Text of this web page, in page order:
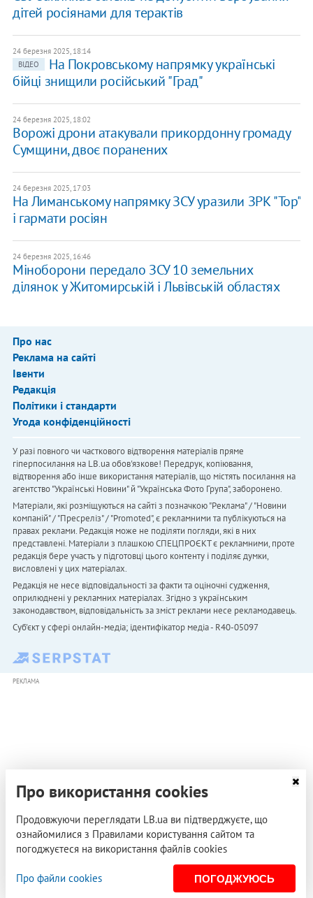
дітей росіянами для терактів
24 березня 2025, 18:14
ВІДЕО
На Покровському напрямку українські
бійці знищили російський "Град"
24 березня 2025, 18:02
Ворожі дрони атакували прикордонну громаду
Сумщини, двоє поранених
24 березня 2025, 17:03
На Лиманському напрямку ЗСУ уразили ЗРК "Тор"
і гармати росіян
24 березня 2025, 16:46
Міноборони передало ЗСУ 10 земельних
ділянок у Житомирській і Львівській областях
Про нас
Реклама на сайті
Івенти
Редакція
Політики і стандарти
Угода конфіденційності
У разі повного чи часткового відтворення матеріалів пряме
гіперпосилання на LB.ua обов'язкове! Передрук, копіювання,
відтворення або інше використання матеріалів, що містять посилання на
агентство "Українськi Новини" й "Українська Фото Група", заборонено.
Матеріали, які розміщуються на сайті з позначкою "Реклама" / "Новини
компаній" / "Пресреліз" / "Promoted", є рекламними та публікуються на
правах реклами. Редакція може не поділяти погляди, які в них
представлені. Матеріали з плашкою СПЕЦПРОЄКТ є рекламними, проте
редакція бере участь у підготовці цього контенту і поділяє думки,
висловлені у цих матеріалах.
Редакція не несе відповідальності за факти та оціночні судження,
оприлюднені у рекламних матеріалах. Згідно з українським
законодавством, відповідальність за зміст реклами несе рекламодавець.
Cуб'єкт у сфері онлайн-медіа; ідентифікатор медіа - R40-05097
РЕКЛАМА
Про використання cookies
Продовжуючи переглядати LB.ua ви підтверджуєте, що
ознайомилися з Правилами користування сайтом та
погоджуєтеся на використання файлів cookies
Про файли cookies ПОГОДЖУЮСЬ